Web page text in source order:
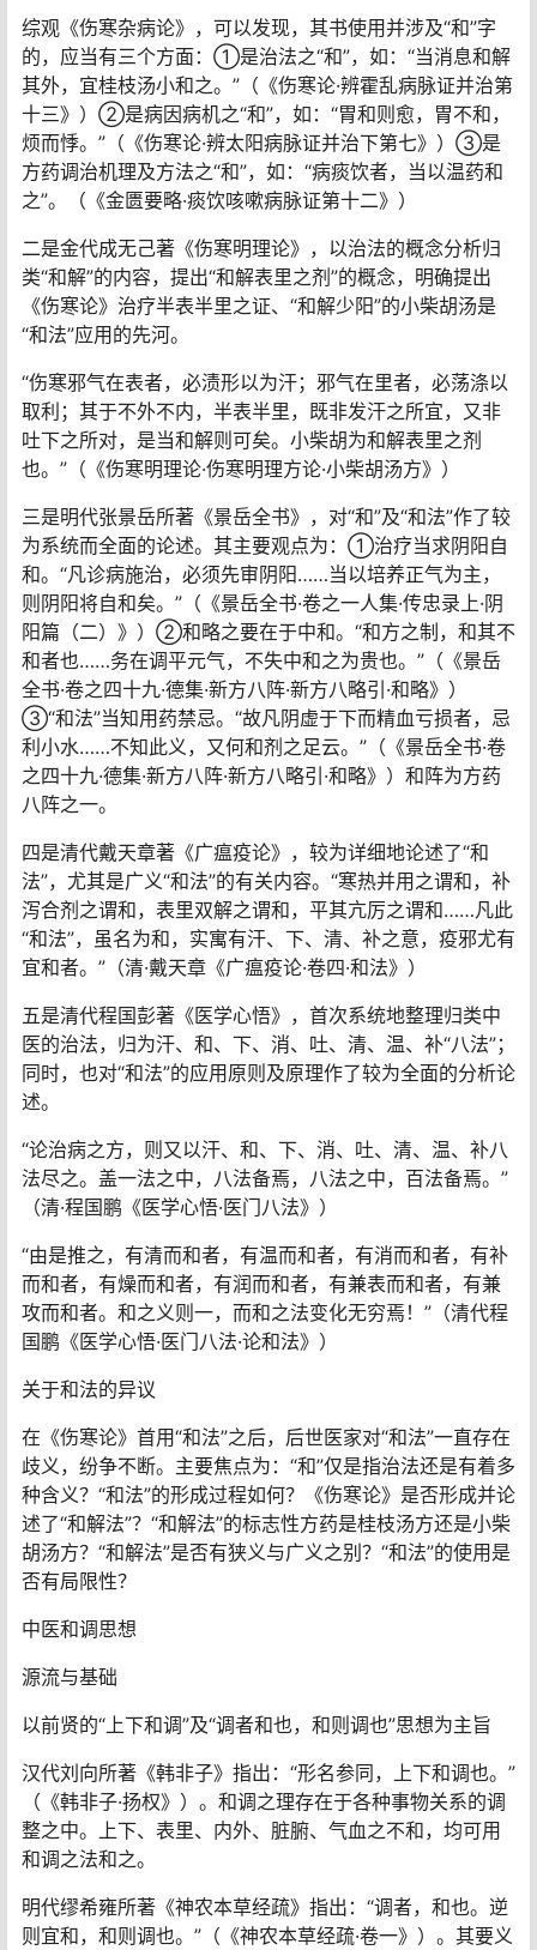
综观《伤寒杂病论》，可以发现，其书使用并涉及“和”字
的，应当有三个方面：①是治法之“和”，如：“当消息和解
其外，宜桂枝汤小和之。”（《伤寒论·辨霍乱病脉证并治第
十三》）②是病因病机之“和”，如：“胃和则愈，胃不和，
烦而悸。”（《伤寒论·辨太阳病脉证并治下第七》）③是
方药调治机理及方法之“和”，如：“病痰饮者，当以温药和
之”。（《金匮要略·痰饮咳嗽病脉证第十二》）
二是金代成无己著《伤寒明理论》，以治法的概念分析归
类“和解”的内容，提出“和解表里之剂”的概念，明确提出
《伤寒论》治疗半表半里之证、“和解少阳”的小柴胡汤是
“和法”应用的先河。
“伤寒邪气在表者，必渍形以为汗；邪气在里者，必荡涤以
取利；其于不外不内，半表半里，既非发汗之所宜，又非
吐下之所对，是当和解则可矣。小柴胡为和解表里之剂
也。”（《伤寒明理论·伤寒明理方论·小柴胡汤方》）
三是明代张景岳所著《景岳全书》，对“和”及“和法”作了较
为系统而全面的论述。其主要观点为：①治疗当求阴阳自
和。“凡诊病施治，必须先审阴阳……当以培养正气为主，
则阴阳将自和矣。”（《景岳全书·卷之一人集·传忠录上·阴
阳篇（二）》）②和略之要在于中和。“和方之制，和其不
和者也……务在调平元气，不失中和之为贵也。”（《景岳
全书·卷之四十九·德集·新方八阵·新方八略引·和略》）
③“和法”当知用药禁忌。“故凡阴虚于下而精血亏损者，忌
利小水……不知此义，又何和剂之足云。”（《景岳全书·卷
之四十九·德集·新方八阵·新方八略引·和略》）和阵为方药
八阵之一。
四是清代戴天章著《广瘟疫论》，较为详细地论述了“和
法”，尤其是广义“和法”的有关内容。“寒热并用之谓和，补
泻合剂之谓和，表里双解之谓和，平其亢厉之谓和……凡此
“和法”，虽名为和，实寓有汗、下、清、补之意，疫邪尤有
宜和者。”（清·戴天章《广瘟疫论·卷四·和法》）
五是清代程国彭著《医学心悟》，首次系统地整理归类中
医的治法，归为汗、和、下、消、吐、清、温、补“八法”；
同时，也对“和法”的应用原则及原理作了较为全面的分析论
述。
“论治病之方，则又以汗、和、下、消、吐、清、温、补八
法尽之。盖一法之中，八法备焉，八法之中，百法备焉。”
（清·程国鹏《医学心悟·医门八法》）
“由是推之，有清而和者，有温而和者，有消而和者，有补
而和者，有燥而和者，有润而和者，有兼表而和者，有兼
攻而和者。和之义则一，而和之法变化无穷焉！”（清代程
国鹏《医学心悟·医门八法·论和法》）
关于和法的异议
在《伤寒论》首用“和法”之后，后世医家对“和法”一直存在
歧义，纷争不断。主要焦点为：“和”仅是指治法还是有着多
种含义？“和法”的形成过程如何？《伤寒论》是否形成并论
述了“和解法”？“和解法”的标志性方药是桂枝汤方还是小柴
胡汤方？“和解法”是否有狭义与广义之别？“和法”的使用是
否有局限性？
中医和调思想
源流与基础
以前贤的“上下和调”及“调者和也，和则调也”思想为主旨
汉代刘向所著《韩非子》指出：“形名参同，上下和调也。”
（《韩非子·扬权》）。和调之理存在于各种事物关系的调
整之中。上下、表里、内外、脏腑、气血之不和，均可用
和调之法和之。
明代缪希雍所著《神农本草经疏》指出：“调者，和也。逆
则宜和，和则调也。”（《神农本草经疏·卷一》）。其要义